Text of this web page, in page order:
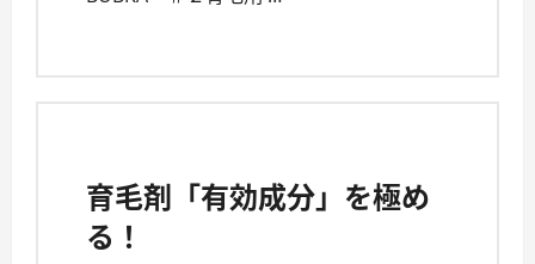
育毛剤「有効成分」を極め
る！